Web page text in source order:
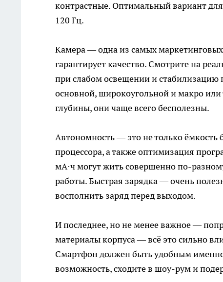
контрастные. Оптимальный вариант
120 Гц.
Камера — одна из самых
гарантирует качество. Смотрите на
при слабом освещении и стабилизацию
основной, широкоугольной и макро или
глубины, они чаще всего бесполезны.
Автономность — это не только ёмкость
процессора, а также оптимизация
мА·ч могут жить совершенно по-
работы. Быстрая зарядка — очень
восполнить заряд перед выходом.
И последнее, но не менее важное —
материалы корпуса — всё это сильно
Смартфон должен быть удобным именно
возможность, сходите в шоу-рум и